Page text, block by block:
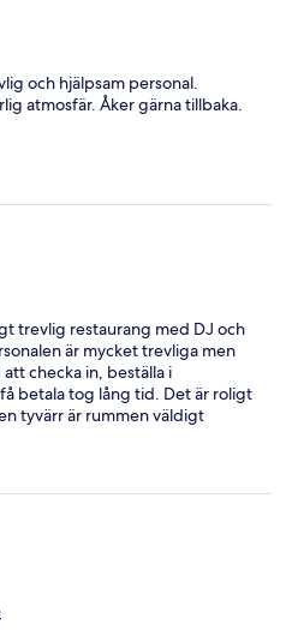
och hjälpsam personal.
atmosfär. Åker gärna tillbaka.
trevlig restaurang med DJ och
är mycket trevliga men
checka in, beställa i
betala tog lång tid. Det är roligt
tyvärr är rummen väldigt